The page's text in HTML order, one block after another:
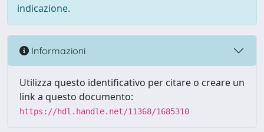
indicazione.
Informazioni
Utilizza questo identificativo per citare o creare un
link a questo documento:
https://hdl.handle.net/11368/1685310